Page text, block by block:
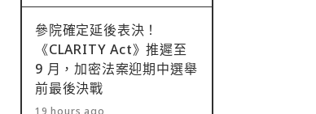
參院確定延後表決！
《CLARITY Act》推遲至
9 月，加密法案迎期中選舉
前最後決戰
19 hours ago